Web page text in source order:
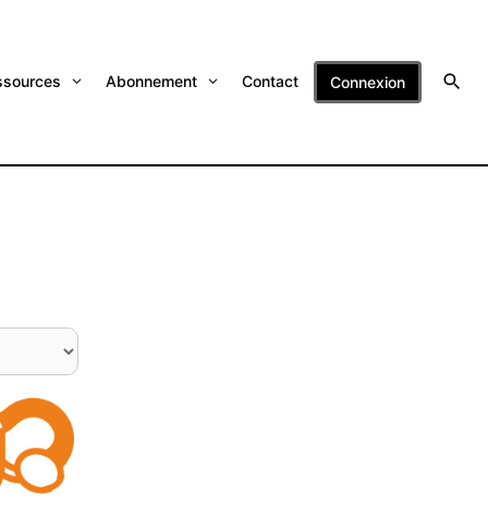
Abonnement Contact Connexion